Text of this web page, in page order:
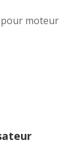
pour moteur